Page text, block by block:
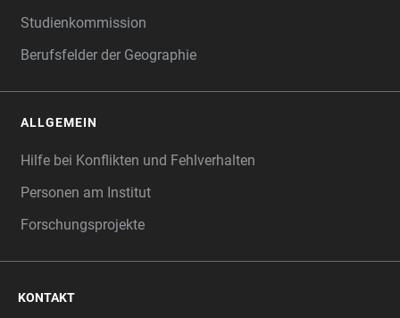
Studienkommission
Berufsfelder der Geographie
ALLGEMEIN
Hilfe bei Konflikten und Fehlverhalten
Personen am Institut
Forschungsprojekte
KONTAKT